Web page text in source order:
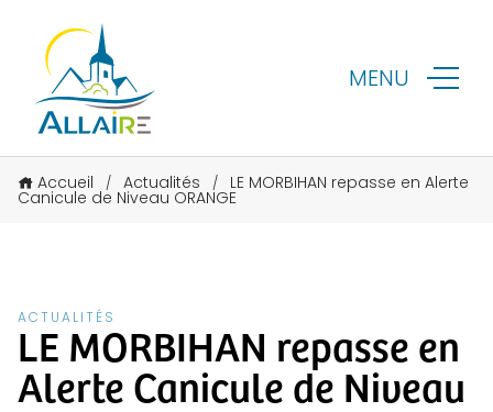
MENU
Accueil / Actualités / LE MORBIHAN repasse en Alerte
Canicule de Niveau ORANGE
ACTUALITÉS
LE MORBIHAN repasse en
Alerte Canicule de Niveau